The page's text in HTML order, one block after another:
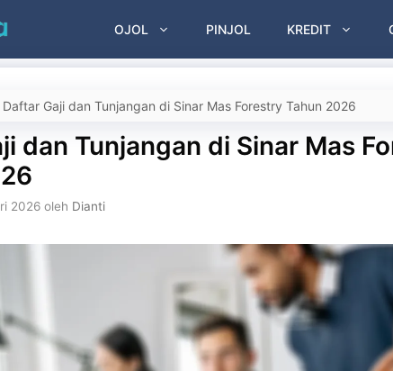
OJOL PINJOL KREDIT
Daftar Gaji dan Tunjangan di Sinar Mas Forestry Tahun 2026
dan Tunjangan di Sinar Mas
2026 oleh Dianti